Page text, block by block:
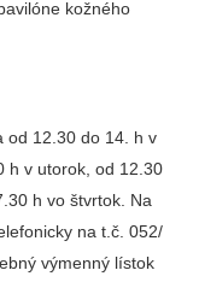
kožného
od 12.30 do 14. h v
h v utorok, od 12.30
h vo štvrtok. Na
na t.č. 052/
výmenný lístok